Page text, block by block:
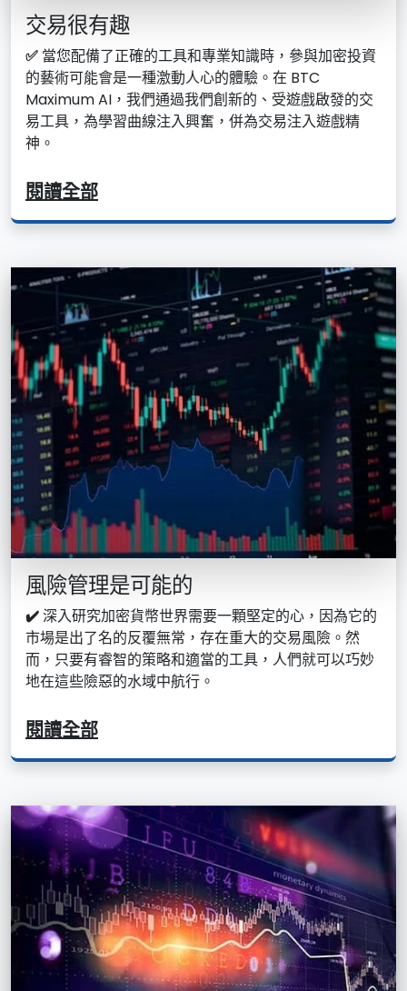
交易很有趣
✅ 當您配備了正確的工具和專業知識時，參與加密投資
的藝術可能會是一種激動人心的體驗。在 BTC
Maximum AI，我們通過我們創新的、受遊戲啟發的交
易工具，為學習曲線注入興奮，併為交易注入遊戲精
神。
閱讀全部
風險管理是可能的
✔️深入研究加密貨幣世界需要一顆堅定的心，因為它的
市場是出了名的反覆無常，存在重大的交易風險。然
而，只要有睿智的策略和適當的工具，人們就可以巧妙
地在這些險惡的水域中航行。
閱讀全部